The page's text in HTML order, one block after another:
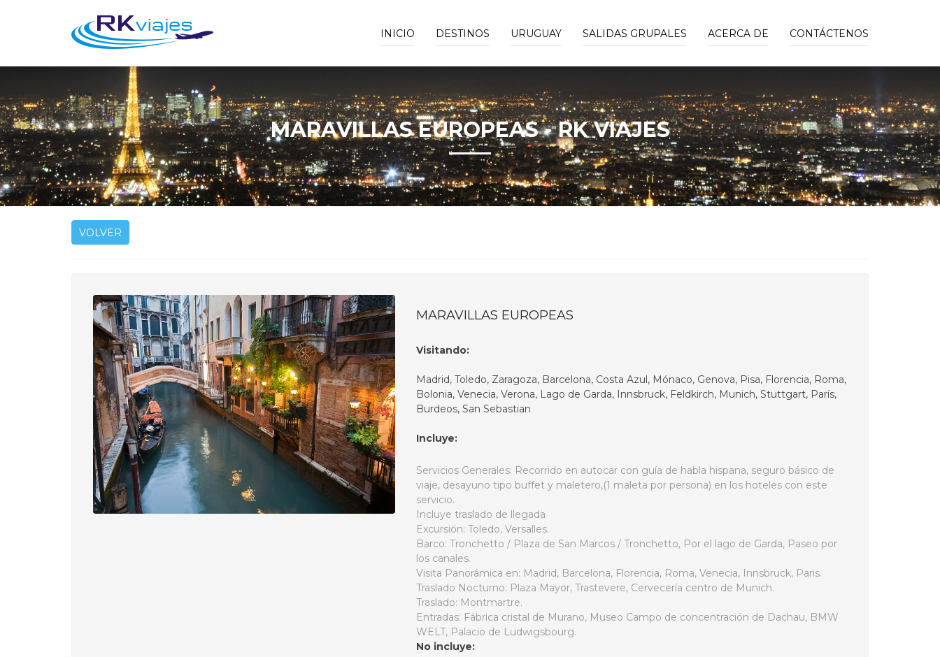
INICIO DESTINOS URUGUAY SALIDAS GRUPALES ACERCA DE CONTÁCTENOS
MARAVILLAS EUROPEAS - RK VIAJES
VOLVER
MARAVILLAS EUROPEAS
Visitando:
Madrid, Toledo, Zaragoza, Barcelona, Costa Azul, Mónaco, Genova, Pisa, Florencia, Roma,
Bolonia, Venecia, Verona, Lago de Garda, Innsbruck, Feldkirch, Munich, Stuttgart, París,
Burdeos, San Sebastian
Incluye:
Servicios Generales: Recorrido en autocar con guía de habla hispana, seguro básico de
viaje, desayuno tipo buffet y maletero,(1 maleta por persona) en los hoteles con este
servicio.
Incluye traslado de llegada
Excursión: Toledo, Versalles.
Barco: Tronchetto / Plaza de San Marcos / Tronchetto, Por el lago de Garda, Paseo por
los canales.
Visita Panorámica en: Madrid, Barcelona, Florencia, Roma, Venecia, Innsbruck, Paris.
Traslado Nocturno: Plaza Mayor, Trastevere, Cervecería centro de Munich.
Traslado: Montmartre.
Entradas: Fábrica cristal de Murano, Museo Campo de concentración de Dachau, BMW
WELT, Palacio de Ludwigsbourg.
No incluye: